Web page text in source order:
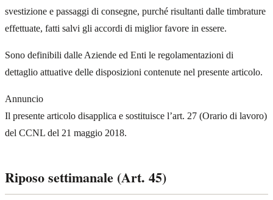
svestizione e passaggi di consegne, purché risultanti dalle timbrature
effettuate, fatti salvi gli accordi di miglior favore in essere.
Sono definibili dalle Aziende ed Enti le regolamentazioni di
dettaglio attuative delle disposizioni contenute nel presente articolo.
Annuncio
Il presente articolo disapplica e sostituisce l’art. 27 (Orario di lavoro)
del CCNL del 21 maggio 2018.
Riposo settimanale (Art. 45)